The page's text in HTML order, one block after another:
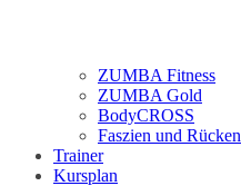
ZUMBA Fitness
ZUMBA Gold
BodyCROSS
Faszien und Rücken
Trainer
Kursplan